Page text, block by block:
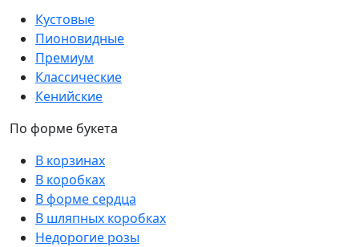
Кустовые
Пионовидные
Премиум
Классические
Кенийские
По форме букета
В корзинах
В коробках
В форме сердца
В шляпных коробках
Недорогие розы